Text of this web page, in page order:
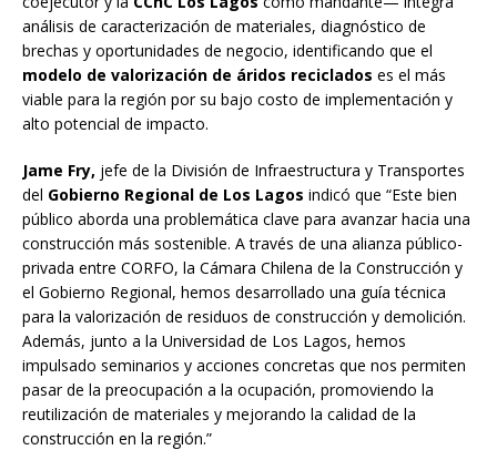
análisis de caracterización de materiales, diagnóstico de
brechas y oportunidades de negocio, identificando que el
modelo de valorización de áridos reciclados es el más
viable para la región por su bajo costo de implementación y
alto potencial de impacto.
Jame Fry, jefe de la División de Infraestructura y Transportes
del Gobierno Regional de Los Lagos indicó que “Este bien
público aborda una problemática clave para avanzar hacia una
construcción más sostenible. A través de una alianza público-
privada entre CORFO, la Cámara Chilena de la Construcción y
el Gobierno Regional, hemos desarrollado una guía técnica
para la valorización de residuos de construcción y demolición.
Además, junto a la Universidad de Los Lagos, hemos
impulsado seminarios y acciones concretas que nos permiten
pasar de la preocupación a la ocupación, promoviendo la
reutilización de materiales y mejorando la calidad de la
construcción en la región.”